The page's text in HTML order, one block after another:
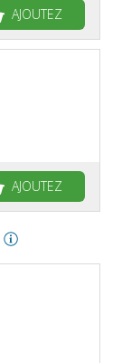
AJOUTEZ
AJOUTEZ